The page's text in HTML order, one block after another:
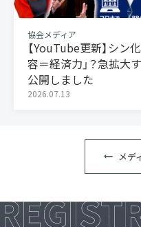
協会メディア
【YouTube更新】シン
容＝経済力」？急拡大
公開しました
2026.07.13
メデ